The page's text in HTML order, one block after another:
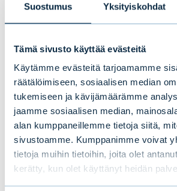
Suostumus Yksityiskohdat
Tämä sivusto käyttää evästeitä
Käytämme evästeitä tarjoamamme
räätälöimiseen, sosiaalisen median
tukemiseen ja kävijämäärämme
jaamme sosiaalisen median,
alan kumppaneillemme tietoja siitä,
sivustoamme. Kumppanimme voivat
tietoja muihin tietoihin, joita olet
kerätty, kun olet käyttänyt heidän
kiinnostaa sinua